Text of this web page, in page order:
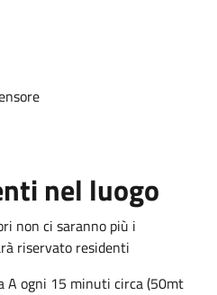
nel luogo
non ci saranno più i
riservato residenti
A ogni 15 minuti circa (50mt